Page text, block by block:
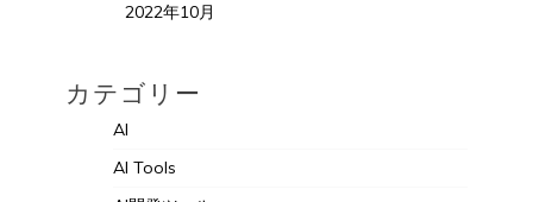
2022年10月
カテゴリー
AI
AI Tools